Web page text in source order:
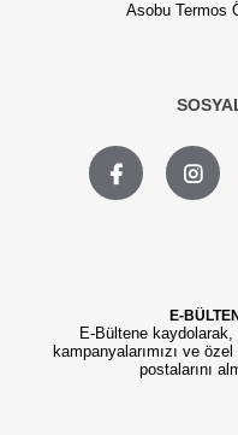
Asobu Termos
E-
E-Bültene
kampanyalarımızı ve
postalarını